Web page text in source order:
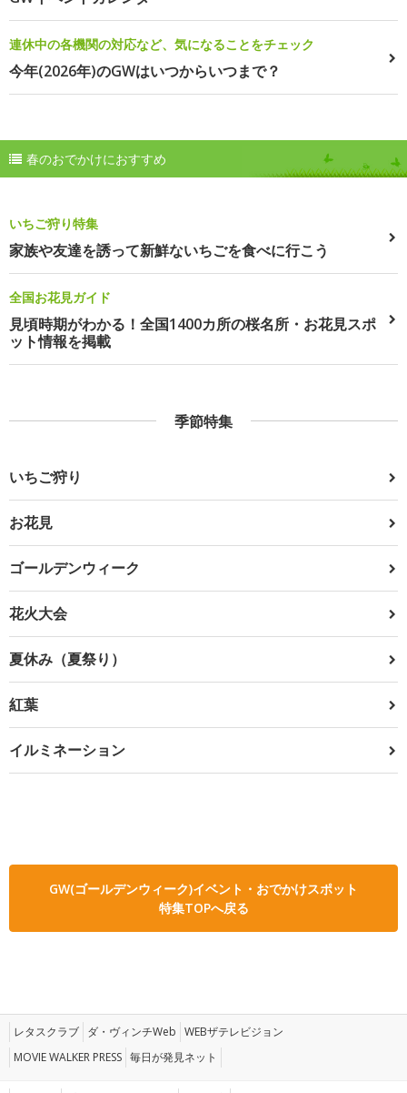
連休中の各機関の対応など、気になることをチェック
今年(2026年)のGWはいつからいつまで？
春のおでかけにおすすめ
いちご狩り特集
家族や友達を誘って新鮮ないちごを食べに行こう
全国お花見ガイド
見頃時期がわかる！全国1400カ所の桜名所・お花見スポ
ット情報を掲載
季節特集
いちご狩り
お花見
ゴールデンウィーク
花火大会
夏休み（夏祭り）
紅葉
イルミネーション
GW(ゴールデンウィーク)イベント・おでかけスポット
特集TOPへ戻る
レタスクラブ ダ・ヴィンチWeb WEBザテレビジョン
MOVIE WALKER PRESS 毎日が発見ネット